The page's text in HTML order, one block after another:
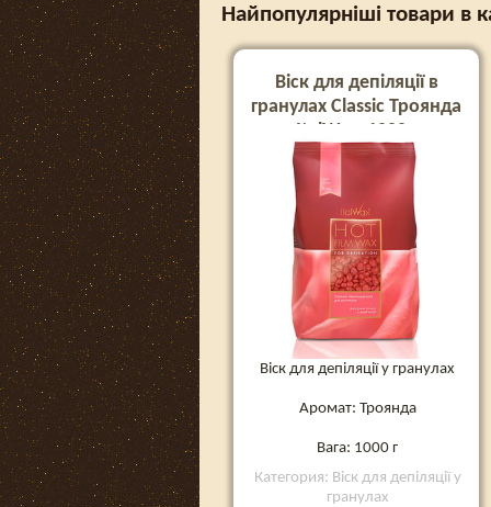
Найпопулярніші товари в
Віск для депіляції в
гранулах Classic Троянда
ItalWax, 1000 г
Віск для депіляції у гранулах
Аромат: Троянда
Вага: 1000 г
Категория: Віск для депіляції у
гранулах